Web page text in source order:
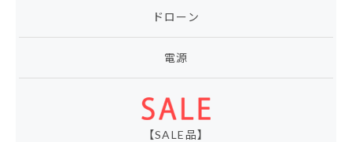
ドローン
電源
【SALE品】